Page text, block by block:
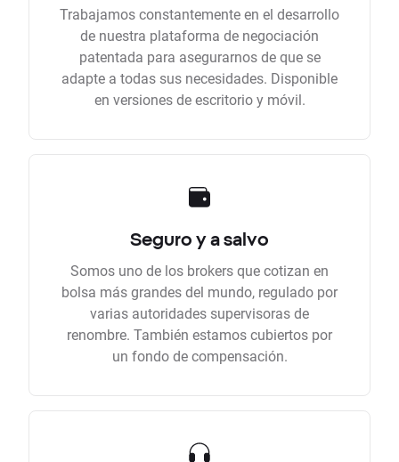
Trabajamos constantemente en el desarrollo
de nuestra plataforma de negociación
patentada para asegurarnos de que se
adapte a todas sus necesidades. Disponible
en versiones de escritorio y móvil.
Seguro y a salvo
Somos uno de los brokers que cotizan en
bolsa más grandes del mundo, regulado por
varias autoridades supervisoras de
renombre. También estamos cubiertos por
un fondo de compensación.